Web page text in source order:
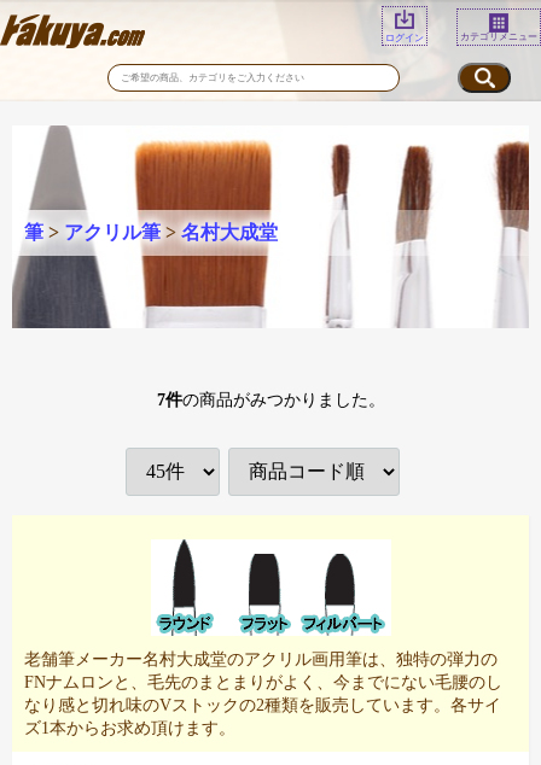
ログイン カテゴリメニュー
筆 > アクリル筆 > 名村大成堂
7件の商品がみつかりました。
老舗筆メーカー名村大成堂のアクリル画用筆は、独特の弾力の
FNナムロンと、毛先のまとまりがよく、今までにない毛腰のし
なり感と切れ味のVストックの2種類を販売しています。各サイ
ズ1本からお求め頂けます。